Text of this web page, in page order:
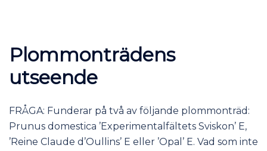
Plommonträdens
utseende
FRÅGA: Funderar på två av följande plommonträd:
Prunus domestica ’Experimentalfältets Sviskon’ E,
’Reine Claude d’Oullins’ E eller ’Opal’ E. Vad som inte